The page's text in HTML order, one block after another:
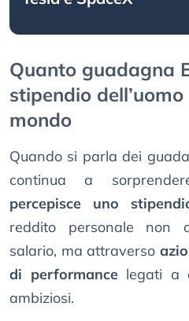
Quanto guadagna
stipendio
mondo
Quando si parla dei
continua a
percepisce uno
reddito personale non
salario, ma attraverso
di performancelegati a
ambiziosi.